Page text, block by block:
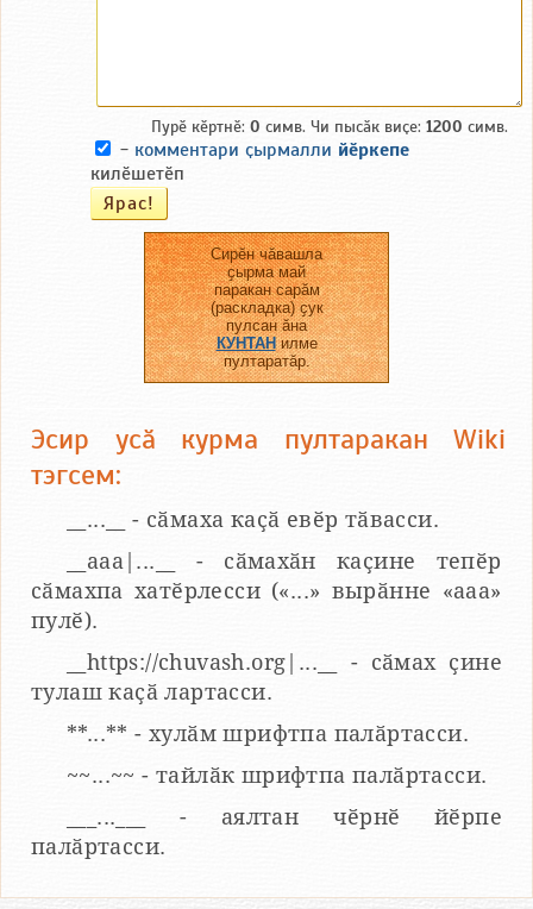
Пурӗ кӗртнӗ: 0 симв. Чи пысӑк виҫе: 1200 симв.
- комментари ҫырмалли йӗркепе
килӗшетӗп
Сирӗн чӑвашла
ҫырма май
паракан сарӑм
(раскладка) ҫук
пулсан ӑна
КУНТАНилме
пултаратӑр.
Эсир усӑ курма пултаракан Wiki
тэгсем:
__...__ - сӑмаха каҫӑ евӗр тӑвасси.
__aaa|...__ - сӑмахӑн каҫине тепӗр
сӑмахпа хатӗрлесси («...» вырӑнне «ааа»
пулӗ).
__https://chuvash.org|...__ - сӑмах ҫине
тулаш каҫӑ лартасси.
**...** - хулӑм шрифтпа палӑртасси.
~~...~~ - тайлӑк шрифтпа палӑртасси.
___...___ - аялтан чӗрнӗ йӗрпе
палӑртасси.